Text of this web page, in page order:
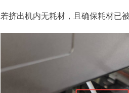
若挤出机内无耗材，且确保耗材已